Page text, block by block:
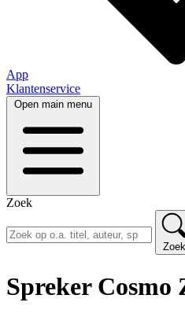
App
Klantenservice
Open main menu
Zoek
Zoek
Spreker Cosmo